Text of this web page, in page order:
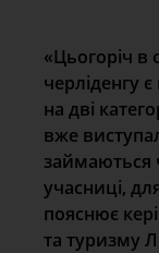
«Цьогоріч в
черліденгу
на дві
вже
займаються
учасниці,
пояснює
та туризму